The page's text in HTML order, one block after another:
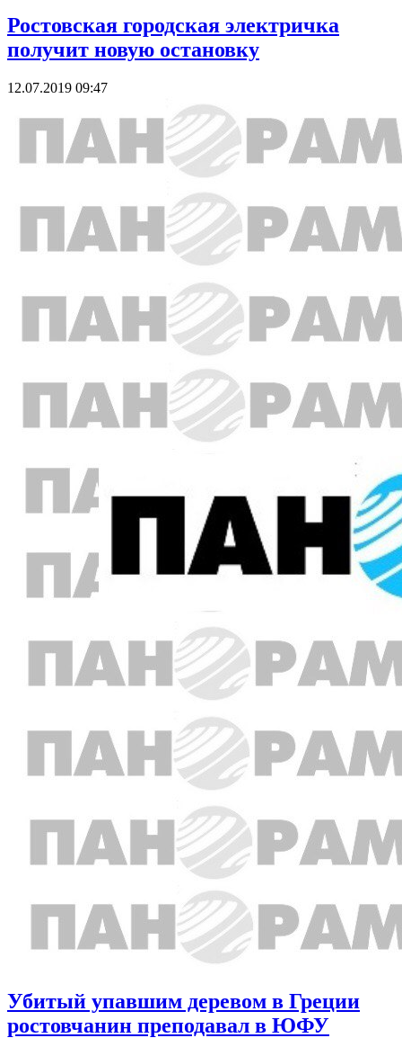
Ростовская городская электричка
получит новую остановку
12.07.2019 09:47
Убитый упавшим деревом в Греции
ростовчанин преподавал в ЮФУ